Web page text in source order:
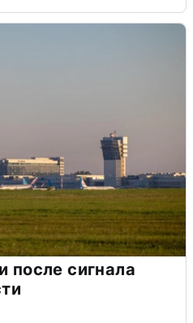
после сигнала